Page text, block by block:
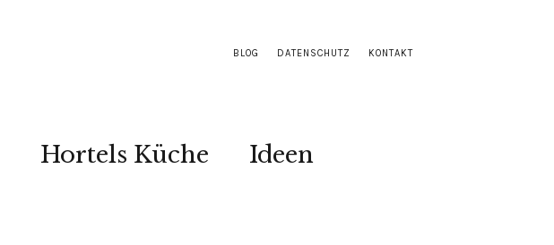
BLOG DATENSCHUTZ KONTAKT
Hortels Küche Ideen